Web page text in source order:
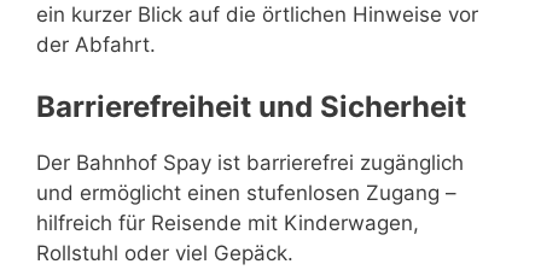
ein kurzer Blick auf die örtlichen Hinweise vor
der Abfahrt.
Barrierefreiheit und Sicherheit
Der Bahnhof Spay ist barrierefrei zugänglich
und ermöglicht einen stufenlosen Zugang –
hilfreich für Reisende mit Kinderwagen,
Rollstuhl oder viel Gepäck.